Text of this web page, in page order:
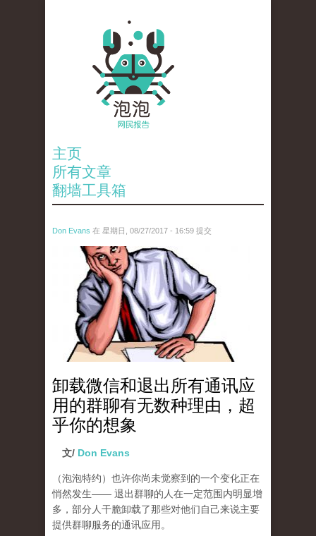
主页
所有文章
翻墙工具箱
Don Evans 在 星期日, 08/27/2017 - 16:59 提交
wechatimg841.jpeg
卸载微信和退出所有通讯应
用的群聊有无数种理由，超
乎你的想象
文/ Don Evans
（泡泡特约） 也许你尚未觉察到的一个变化正在
悄然发生—— 退出群聊的人在一定范围内明显增
多，部分人干脆卸载了那些对他们自己来说主要
提供群聊服务的通讯应用。